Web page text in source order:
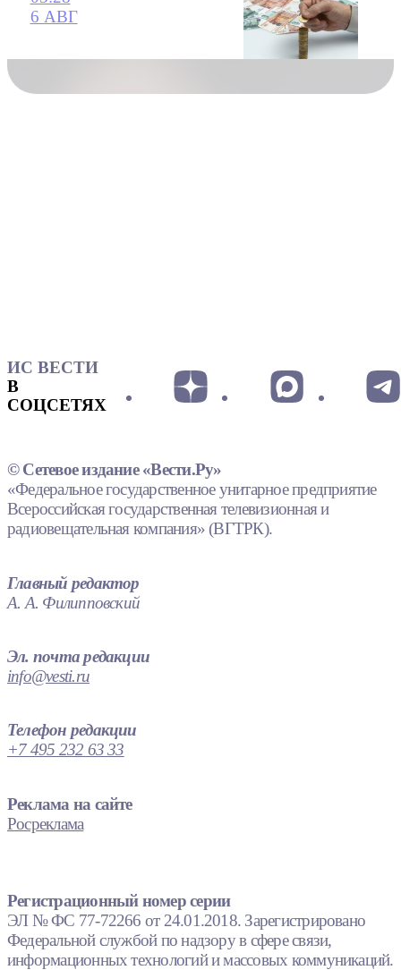
6 АВГ
ИС ВЕСТИ
В
СОЦСЕТЯХ
© Сетевое издание «Вести.Ру»
«Федеральное государственное унитарное предприятие
Всероссийская государственная телевизионная и
радиовещательная компания» (ВГТРК).
Главный редактор
А. А. Филипповский
Эл. почта редакции
info@vesti.ru
Телефон редакции
+7 495 232 63 33
Реклама на сайте
Росреклама
Регистрационный номер серии
ЭЛ № ФС 77-72266 от 24.01.2018. Зарегистрировано
Федеральной службой по надзору в сфере связи,
информационных технологий и массовых коммуникаций.